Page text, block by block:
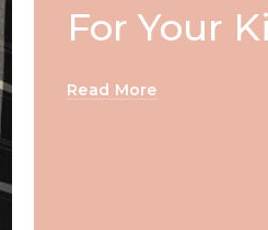
For Your
Read More